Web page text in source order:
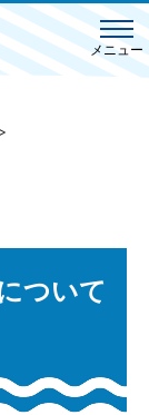
メニュー
ついて